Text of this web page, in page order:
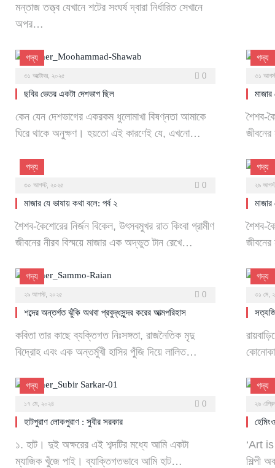
মন্তাজ তত্ত্ব যেখানে শটের সংঘর্ষ দ্বারা নির্ধারিত সেখানে
অপর…
গদ্য
৩১ অক্টোবর, ২০২৫
0
ছবির ভেতর একটা দেশভাগ ছিল
কেন যেন দেশভাগের একরকম ধুলোমাখা বিষণ্নতা আমাকে
ঘিরে থাকে অনুক্ষণ। হয়তো এই কারণেই যে, এখনো…
গদ্য
৩১
মাজার
শৈশব-
গদ্য
৩০ আগস্ট, ২০২৫
0
মাজার যে ভাষায় কথা বলে: পর্ব ২
শৈশব-কৈশোরের নির্জন বিকেল, উৎসবমুখর রাত কিংবা গ্রামীণ
জীবনের নীরব বিস্ময়ে মাজার এক অদ্ভুত টান রেখে…
গদ্য
২৯
মাজার
শৈশব-
গদ্য
২৯ আগস্ট, ২০২৫
0
শব্দের অন্তর্গত ঝুঁকি অথবা প্রবুদ্ধসুন্দর করের আত্মপরিহাস
কবিতা তার কাছে ব্যক্তিগত নিঃসঙ্গতা, রাজনৈতিক মৃদু
বিদ্রোহ এবং এক অন্তর্মুখী হাসির পুঁজি দিয়ে লালিত…
গদ্য
৩১ মে,
গদ্য
১৭ মে, ২০২৪
0
হাটপুরাণ লোকপুরাণ : সুবীর সরকার
১. হাট। দুই অক্ষরের এই শব্দটির মধ্যে আমি একটা
ম্যাজিক খুঁজে পাই। ব্যাক্তিগতভাবে আমি হাট…
গদ্য
২৬
‘Art
শিল্পী